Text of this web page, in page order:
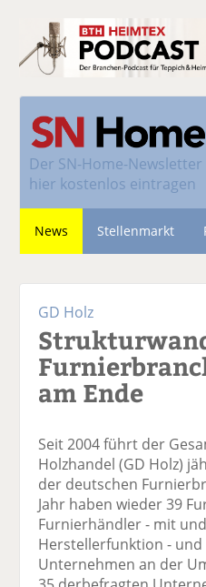
Der SN-Home-Newsletter
hier kostenlos eintragen
News Stellenmarkt
GD Holz
am Ende
Seit 2004 führt der
Holzhandel (GD Holz)
der deutschen
Jahr haben wieder 39
Furnierhändler - mit
Herstellerfunktion -
Unternehmen an der